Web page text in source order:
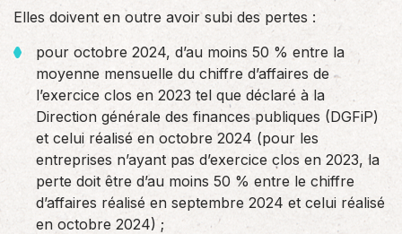
Elles doivent en outre avoir subi des pertes :
pour octobre 2024, d’au moins 50 % entre la
moyenne mensuelle du chiffre d’affaires de
l’exercice clos en 2023 tel que déclaré à la
Direction générale des finances publiques (DGFiP)
et celui réalisé en octobre 2024 (pour les
entreprises n’ayant pas d’exercice clos en 2023, la
perte doit être d’au moins 50 % entre le chiffre
d’affaires réalisé en septembre 2024 et celui réalisé
en octobre 2024) ;